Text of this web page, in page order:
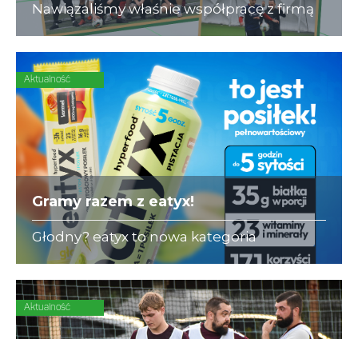
Nawiązaliśmy właśnie współpracę z firmą
futbolpolisy.pl, która na co dzień zajmuje
się ubezpieczeniami dla piłkarzy-
amatorów.
Aktualność
Gramy razem z eatyx!
Głodny? eatyx to nowa kategoria
Hyperfood®, czyli pełnowartościowych
posiłków w różnych postaciach,
mogących zastąpić dowolne danie w
ciągu dnia
Aktualność